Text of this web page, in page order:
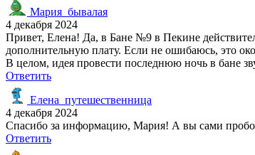
Мария_бывалая
4 декабря 2024
Привет, Елена! Да, в Бане №9 в Пекине
дополнительную плату. Если не ошибаюсь, это
В целом, идея провести последнюю ночь в бане
Ответить
Елена_путешественница
4 декабря 2024
Спасибо за информацию, Мария! А вы сами
Ответить